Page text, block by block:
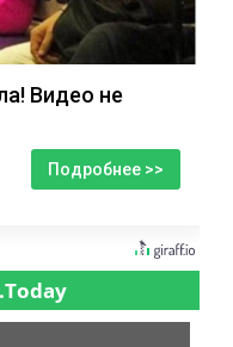
Видео не
Подробнее >>